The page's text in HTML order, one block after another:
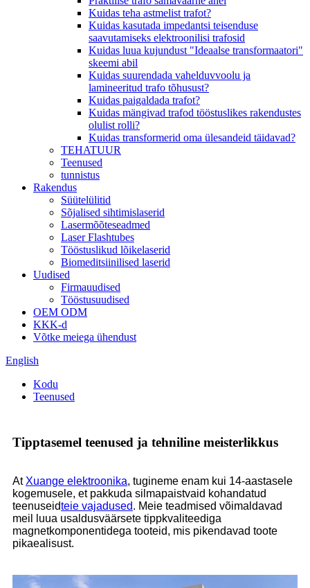
Kuidas teha astmelist trafot?
Kuidas kasutada impedantsi teisenduse
saavutamiseks elektroonilisi trafosid
Kuidas luua kujundust "Ideaalse transformaatori"
skeemi abil
Kuidas suurendada vahelduvvoolu ja
lamineeritud trafo tõhusust?
Kuidas paigaldada trafot?
Kuidas mängivad trafod tööstuslikes rakendustes
olulist rolli?
Kuidas transformerid oma ülesandeid täidavad?
TEHATUUR
Teenused
tunnistus
Rakendus
Süütelülitid
Sõjalised sihtimislaserid
Lasermõõteseadmed
Laser Flashtubes
Tööstuslikud lõikelaserid
Biomeditsiinilised laserid
Uudised
Firmauudised
Tööstusuudised
OEM ODM
KKK-d
Võtke meiega ühendust
English
Kodu
Teenused
Tipptasemel teenused ja tehniline meisterlikkus
At Xuange elektroonika, tugineme enam kui 14-aastasele
kogemusele, et pakkuda silmapaistvaid kohandatud
teenuseidteie vajadused. Meie teadmised võimaldavad
meil luua usaldusväärsete tippkvaliteediga
magnetkomponentidega tooteid, mis pikendavad toote
pikaealisust.